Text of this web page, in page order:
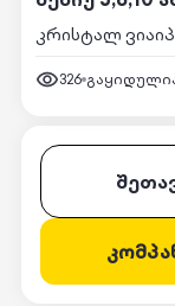
კრისტალ
326